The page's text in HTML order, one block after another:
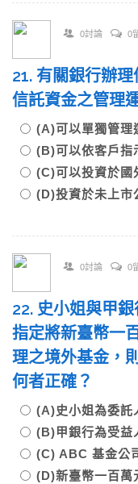
0討論 0
21. 有關銀行辦
信託資金之管理
(A)可以單獨管
(B)可以依客戶
(C)可以投資於
(D)投資於未上市
0討論 0
22. 史小姐與甲
指定將新臺幣一
理之境外基金，
何者正確？
(A)史小姐為委
(B)甲銀行為受
(C) ABC 基金
(D)新臺幣一百萬